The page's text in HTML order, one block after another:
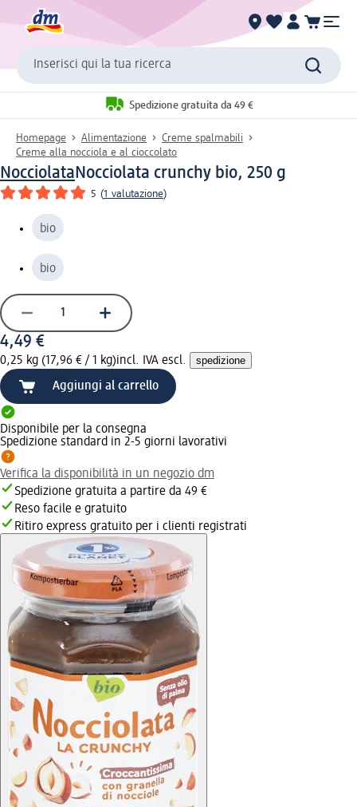
Inserisci qui la tua ricerca
Spedizione gratuita da 49 €
Homepage Alimentazione
Creme spalmabili
Creme alla nocciola e al cioccolato
NocciolataNocciolata crunchy bio, 250 g
5 (1 valutazione)
bio
bio
4,49 €
0,25 kg (17,96 € / 1 kg)incl. IVA escl. spedizione
Aggiungi al carrello
Disponibile per la consegna
Spedizione standard in 2-5 giorni lavorativi
Verifica la disponibilità in un negozio dm
Spedizione gratuita a partire da 49 €
Reso facile e gratuito
Ritiro express gratuito per i clienti registrati